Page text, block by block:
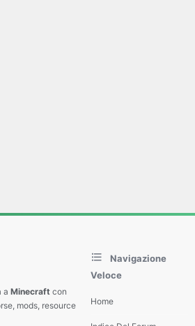
a Minecraft con
mods, resource
Navigazione
Veloce
Home